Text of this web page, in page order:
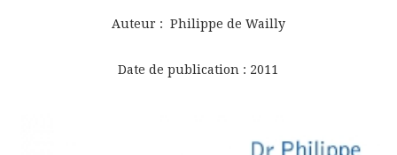
Auteur : Philippe de Wailly
Date de publication : 2011